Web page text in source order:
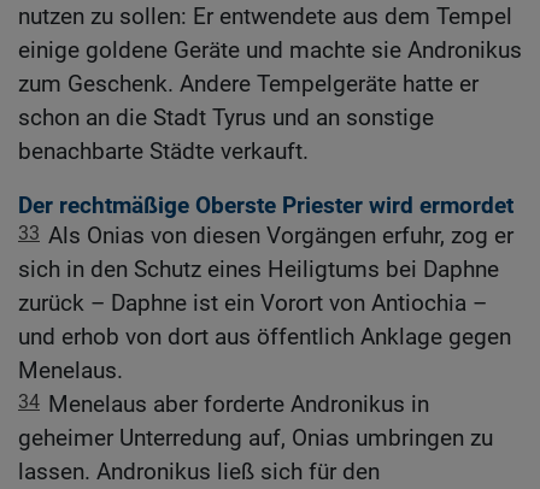
nutzen zu sollen: Er entwendete aus dem Tempel
einige goldene Geräte und machte sie Andronikus
zum Geschenk. Andere Tempelgeräte hatte er
schon an die Stadt Tyrus und an sonstige
benachbarte Städte verkauft.
Der rechtmäßige Oberste Priester wird ermordet
33 Als Onias von diesen Vorgängen erfuhr, zog er
sich in den Schutz eines Heiligtums bei Daphne
zurück – Daphne ist ein Vorort von Antiochia –
und erhob von dort aus öffentlich Anklage gegen
Menelaus.
34 Menelaus aber forderte Andronikus in
geheimer Unterredung auf, Onias umbringen zu
lassen. Andronikus ließ sich für den